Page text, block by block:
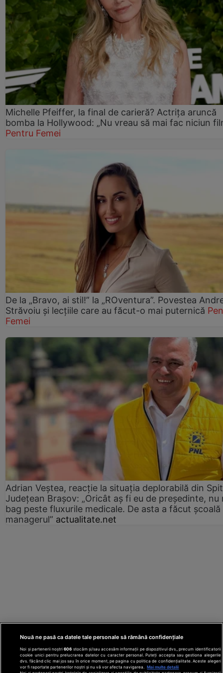
Michelle Pfeiffer, la final de carieră? Actrița aruncă
bomba la Hollywood: „Nu vreau să mai fac niciun
Pentru Femei
De la „Bravo, ai stil!” la „ROventura”. Povestea
Străvoiu și lecțiile care au făcut-o mai puternică
Femei
Adrian Veștea, reacție la situația deplorabilă din
Județean Brașov: „Oricât aș fi eu de președinte, nu
bag peste fluxurile medicale. De asta a făcut școală
managerul” actualitate.net
Nouă ne pasă ca datele tale personale să rămână confidențiale
Noi și partenerii noștri606 stocăm și/sau accesăm informații pe dispozitivul dvs., precum identificatorii
cookie unici pentru prelucrarea datelor cu caracter personal. Puteți accepta sau gestiona alegerile
dvs. făcând clic mai jos sau în orice moment, pe pagina cu politica de confidențialitate. Aceste alegeri
vor fi raportate partenerilor noștri și nu vă vor afecta navigarea.
Mai multe detalii